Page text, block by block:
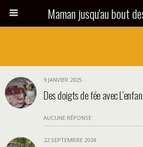
Maman jusqu'au bout
9 JANVIER 2025
Des doigts de fée avec
AUCUNE RÉPONSE
22 SEPTEMBRE 2024